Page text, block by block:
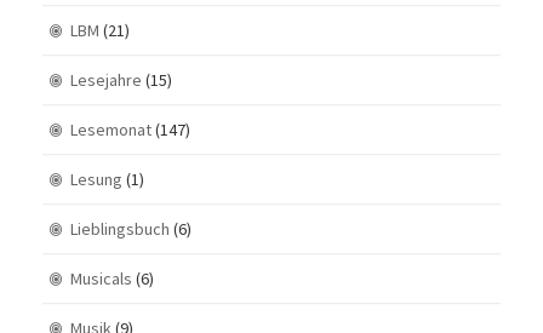
LBM (21)
Lesejahre (15)
Lesemonat(147)
Lesung (1)
Lieblingsbuch (6)
Musicals (6)
Musik(9)